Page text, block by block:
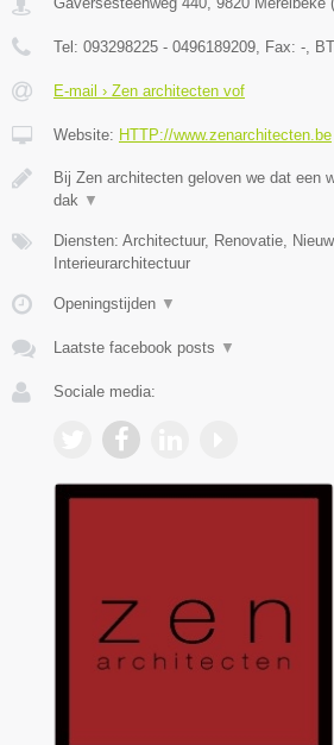
Tel: 093298225 - 0496189209, Fax: -,
E-mail › Zen architecten vof
Website: HTTP://www.zenarchitecten.be
Bij Zen architecten geloven we dat een
dak ▼
Diensten: Architectuur, Renovatie,
Interieurarchitectuur
Openingstijden ▼
Laatste facebook posts ▼
Sociale media: